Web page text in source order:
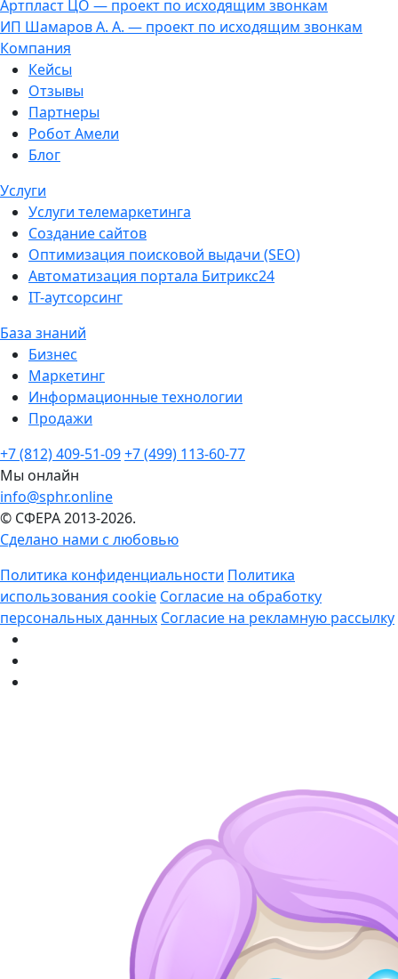
Артпласт ЦО — проект по исходящим звонкам
ИП Шамаров А. А. — проект по исходящим звонкам
Компания
Кейсы
Отзывы
Партнеры
Робот Амели
Блог
Услуги
Услуги телемаркетинга
Создание сайтов
Оптимизация поисковой выдачи (SEO)
Автоматизация портала Битрикс24
IT-аутсорсинг
База знаний
Бизнес
Маркетинг
Информационные технологии
Продажи
+7 (812) 409-51-09+7 (499) 113-60-77
Мы онлайн
info@sphr.online
© СФЕРА 2013-2026.
Сделано нами с любовью
Политика конфиденциальности Политика
использования cookie Согласие на обработку
персональных данных Согласие на рекламную рассылку